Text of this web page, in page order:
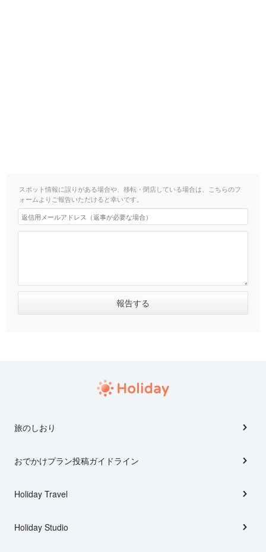
スポット情報に誤りがある場合や、移転・閉店している場合は、こちらのフ
ォームよりご報告いただけると幸いです。
旅のしおり
おでかけプラン投稿ガイドライン
Holiday Travel
Holiday Studio